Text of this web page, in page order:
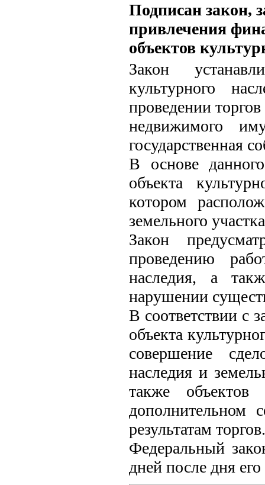
Подписан закон,
привлечения
объектов
Закон
культурного
проведении
недвижимого
государственная
В основе
объекта
котором
земельного
Закон
проведению
наследия, а
нарушении
В соответствии с
объекта
совершение
наследия и
также
дополнительном
результатам торгов.
Федеральный
дней после дня